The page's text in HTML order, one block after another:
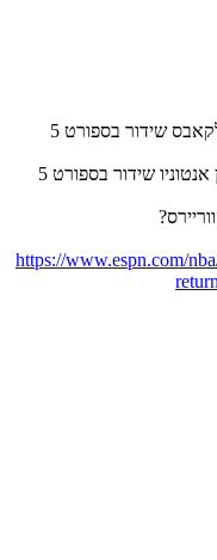
https://www.espn.com/